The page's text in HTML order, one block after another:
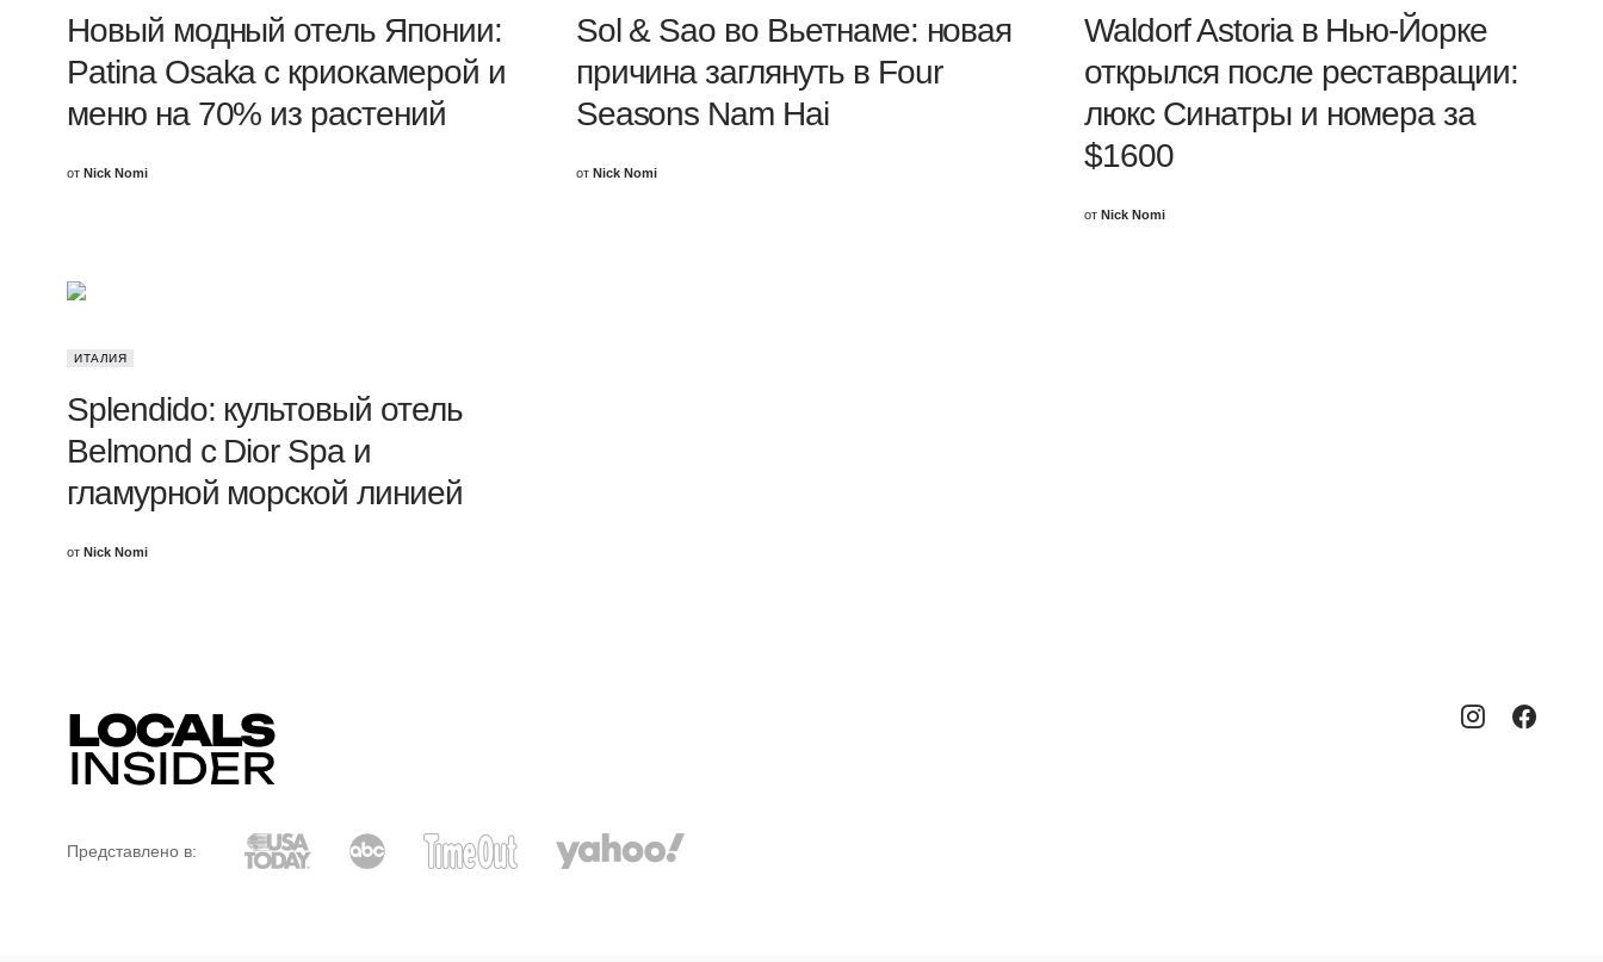
Новый модный отель Японии:
Patina Osaka с криокамерой и
меню на 70% из растений
от Nick Nomi
Sol & Sao во Вьетнаме: новая
причина заглянуть в Four
Seasons Nam Hai
от Nick Nomi
Waldorf Astoria в Нью-Йорке
открылся после реставрации:
люкс Синатры и номера за
$1600
от Nick Nomi
ИТАЛИЯ
Splendido: культовый отель
Belmond с Dior Spa и
гламурной морской линией
от Nick Nomi
Представлено в: